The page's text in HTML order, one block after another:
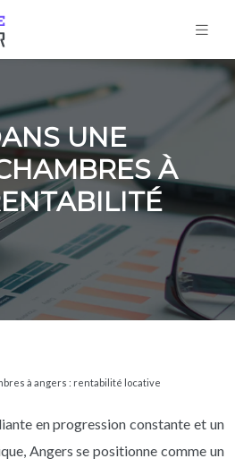
UNE
À
à angers : rentabilité locative
en progression constante et un
Angers se positionne comme un